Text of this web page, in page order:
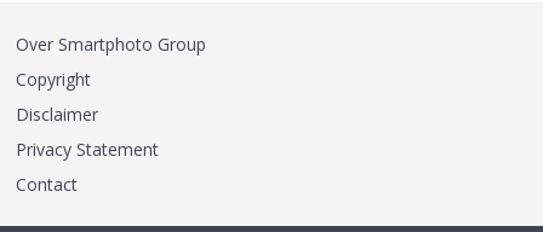
Over Smartphoto Group
Copyright
Disclaimer
Privacy Statement
Contact